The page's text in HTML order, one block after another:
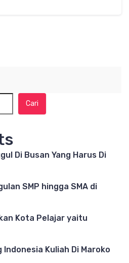
Cari
Di Busan Yang Harus Di
SMP hingga SMA di
Kota Pelajar yaitu
Indonesia Kuliah Di Maroko